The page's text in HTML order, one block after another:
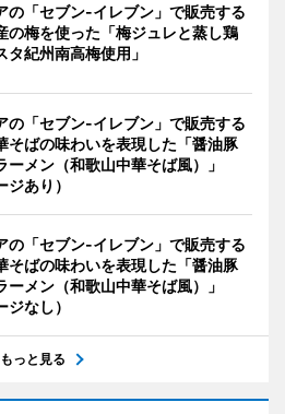
の「セブン-イレブン」で販売する
の梅を使った「梅ジュレと蒸し鶏
タ紀州南高梅使用」
の「セブン-イレブン」で販売する
そばの味わいを表現した「醤油豚
ーメン（和歌山中華そば風）」
ジあり）
の「セブン-イレブン」で販売する
そばの味わいを表現した「醤油豚
ーメン（和歌山中華そば風）」
ジなし）
もっと見る